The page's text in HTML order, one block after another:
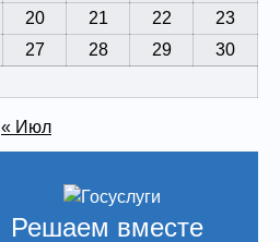
20 21 22
23
27 28 29
30
« Июл
Решаем вместе